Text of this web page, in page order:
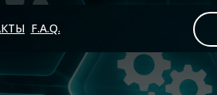
F.A.Q.